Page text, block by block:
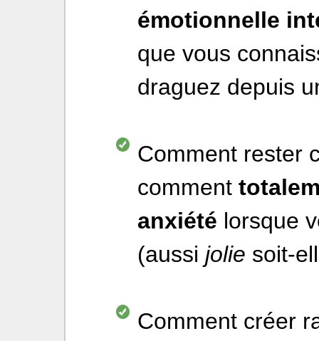
émotionnelle
que vous
draguez depuis
Comment rester
comment
anxiété lorsque
(aussi jolie soit-
Comment créer